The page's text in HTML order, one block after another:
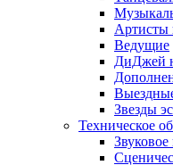
Артисты
Ведущие
ДиДжей
Звезды
Техническое